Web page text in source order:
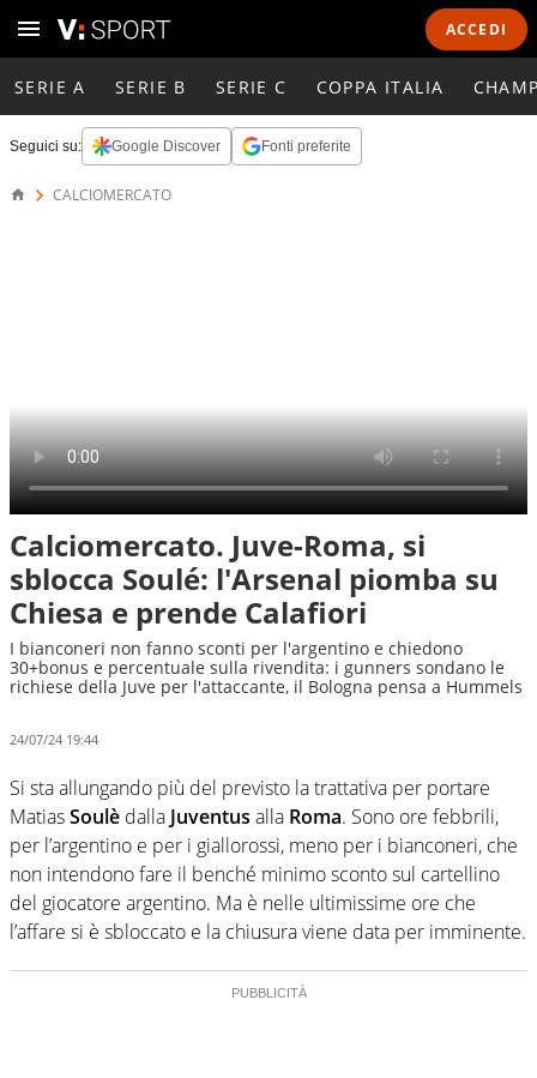
ACCEDI
SERIE A SERIE B SERIE C COPPA ITALIA
Seguici su: Google Discover Fonti preferite
CALCIOMERCATO
Calciomercato. Juve-Roma, si
sblocca Soulé: l'Arsenal piomba su
Chiesa e prende Calafiori
I bianconeri non fanno sconti per l'argentino e chiedono
30+bonus e percentuale sulla rivendita: i gunners sondano le
richiese della Juve per l'attaccante, il Bologna pensa a Hummels
24/07/24 19:44
Si sta allungando più del previsto la trattativa per portare
MatiasSoulè dalla Juventus alla Roma. Sono ore febbrili,
per l’argentino e per i giallorossi, meno per i bianconeri, che
non intendono fare il benché minimo sconto sul cartellino
del giocatore argentino. Ma è nelle ultimissime ore che
l’affare si è sbloccato e la chiusura viene data per imminente.